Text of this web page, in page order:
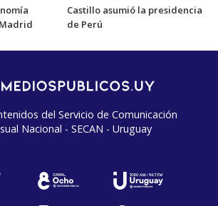
Castillo asumió la presidencia
de Perú
del Servicio de Comunicación
Nacional - SECAN - Uruguay